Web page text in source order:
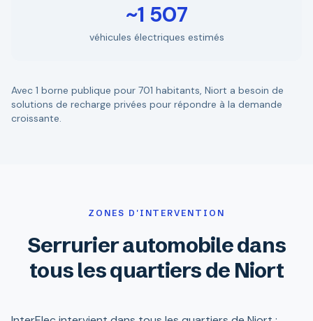
~1 507
véhicules électriques estimés
Avec 1 borne publique pour 701 habitants, Niort a besoin de
solutions de recharge privées pour répondre à la demande
croissante.
ZONES D'INTERVENTION
Serrurier automobile dans
tous les quartiers de Niort